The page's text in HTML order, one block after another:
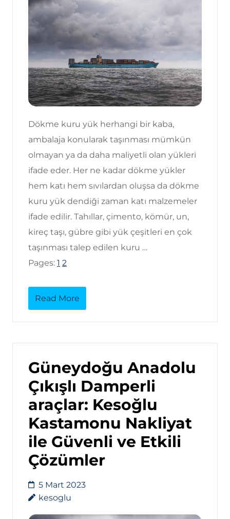
Dökme kuru yük herhangi bir kaba,
ambalaja konularak taşınması mümkün
olmayan ya da daha maliyetli olan yükleri
ifade eder. Her ne kadar dökme yükler
hem katı hem sıvılardan oluşsa da dökme
kuru yük dendiği zaman katı malzemeler
ifade edilir. Tahıllar, çimento, kömür, un,
kireç taşı, gübre gibi yük çeşitleri en çok
taşınması talep edilen kuru …
Pages: 1 2
Read More
Güneydoğu Anadolu
Çıkışlı Damperli
araçlar: Kesoğlu
Kastamonu Nakliyat
ile Güvenli ve Etkili
Çözümler
5 Mart 2023
kesoglu